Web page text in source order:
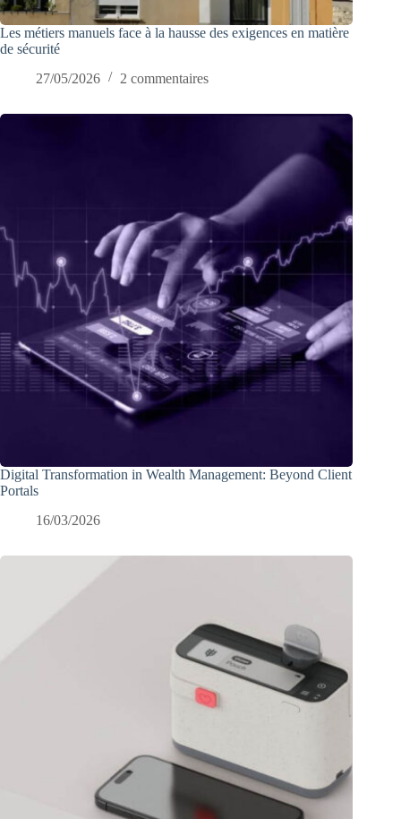
Les métiers manuels face à la hausse des exigences en matière
de sécurité
27/05/2026
2 commentaires
Digital Transformation in Wealth Management: Beyond Client
Portals
16/03/2026